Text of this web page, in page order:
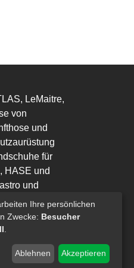
LeMaitre,
von
und
für
HASE und
und
eCommerce
Ihre persönlichen
Zwecke: Besucher
Ablehnen Akzeptieren